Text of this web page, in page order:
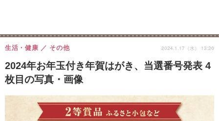
2024年お年玉付き年賀はがき、当選番号発表 4
枚目の写真・画像
生活・健康 その他 2024.1.17（水） 13:26